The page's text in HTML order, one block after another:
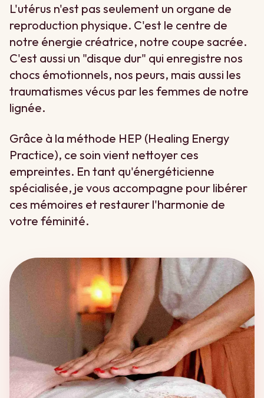
L'utérus n'est pas seulement un organe de
reproduction physique. C'est le centre de
notre énergie créatrice, notre coupe sacrée.
C'est aussi un "disque dur" qui enregistre nos
chocs émotionnels, nos peurs, mais aussi les
traumatismes vécus par les femmes de notre
lignée.
Grâce à la méthode HEP (Healing Energy
Practice), ce soin vient nettoyer ces
empreintes. En tant qu'énergéticienne
spécialisée, je vous accompagne pour libérer
ces mémoires et restaurer l'harmonie de
votre féminité.